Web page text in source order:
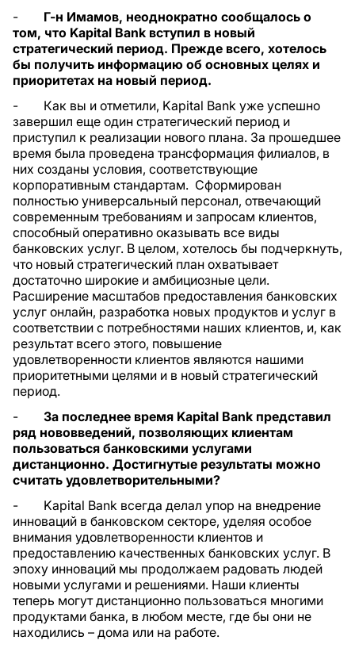
- Г-н Имамов, неоднократно сообщалось о
том, что Kapital Bank вступил в новый
стратегический период. Прежде всего, хотелось
бы получить информацию об основных целях и
приоритетах на новый период.
- Как вы и отметили, Kapital Bank уже успешно
завершил еще один стратегический период и
приступил к реализации нового плана. За прошедшее
время была проведена трансформация филиалов, в
них созданы условия, соответствующие
корпоративным стандартам. Сформирован
полностью универсальный персонал, отвечающий
современным требованиям и запросам клиентов,
способный оперативно оказывать все виды
банковских услуг. В целом, хотелось бы подчеркнуть,
что новый стратегический план охватывает
достаточно широкие и амбициозные цели.
Расширение масштабов предоставления банковских
услуг онлайн, разработка новых продуктов и услуг в
соответствии с потребностями наших клиентов, и, как
результат всего этого, повышение
удовлетворенности клиентов являются нашими
приоритетными целями и в новый стратегический
период.
- За последнее время Kapital Bank представил
ряд нововведений, позволяющих клиентам
пользоваться банковскими услугами
дистанционно. Достигнутые результаты можно
считать удовлетворительными?
- Kapital Bank всегда делал упор на внедрение
инноваций в банковском секторе, уделяя особое
внимания удовлетворенности клиентов и
предоставлению качественных банковских услуг. В
эпоху инноваций мы продолжаем радовать людей
новыми услугами и решениями. Наши клиенты
теперь могут дистанционно пользоваться многими
продуктами банка, в любом месте, где бы они не
находились – дома или на работе.